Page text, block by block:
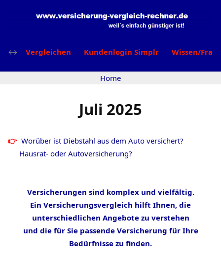
Vergleichen Kundenlogin Simplr Wissen/
Home
Juli 2025
Worüber ist Diebstahl aus dem Auto versichert?
Hausrat- oder Autoversicherung?
Versicherungen sind komplex und vielfältig.
Ein Versicherungsvergleich hilft Ihnen, die
unterschiedlichen Angebote zu verstehen
und die für Sie passende Versicherung für Ihre
Bedürfnisse zu finden.